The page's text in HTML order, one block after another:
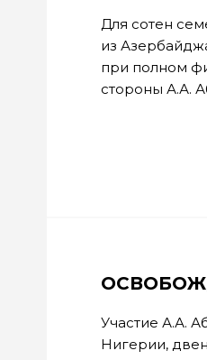
Для сотен
из
при полном
стороны А.А.
Участие А.А.
Нигерии,